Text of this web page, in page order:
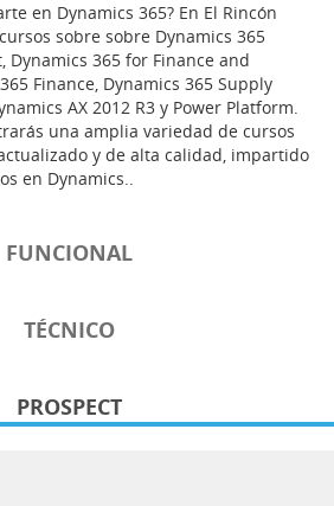
en Dynamics 365? En El Rincón
sobre sobre Dynamics 365
Dynamics 365 for Finance and
Finance, Dynamics 365 Supply
AX 2012 R3 y Power Platform.
una amplia variedad de cursos
y de alta calidad, impartido
en Dynamics..
FUNCIONAL
TÉCNICO
PROSPECT